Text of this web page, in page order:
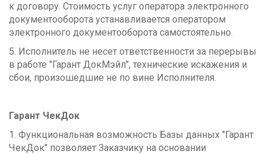
к договору. Стоимость услуг оператора электронного
документооборота устанавливается оператором
электронного документооборота самостоятельно.
5. Исполнитель не несет ответственности за перерывы
в работе "Гарант ДокМэйл", технические искажения и
сбои, произошедшие не по вине Исполнителя.
Гарант ЧекДок
1. Функциональная возможность Базы данных "Гарант
ЧекДок" позволяет Заказчику на основании